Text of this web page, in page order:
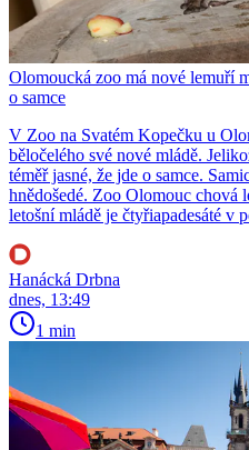
Olomoucká zoo má nové lemuří
o samce
V Zoo na Svatém Kopečku u
běločelého své nové mládě.
téměř jasné, že jde o samce.
hnědošedé. Zoo Olomouc chová
letošní mládě je čtyřiapadesáté v
Hanácká Drbna
dnes, 13:49
1 min